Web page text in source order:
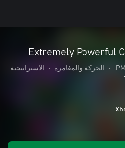
Extremely Powerful
• الحركة والمغامرة • الاستراتيجية